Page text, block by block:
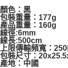
顏色：黑
包裝重量：177g
產品重量：160g
線徑:6mm
線長:500cm
上限傳輸頻寬：
包裝尺寸：
產地：中國